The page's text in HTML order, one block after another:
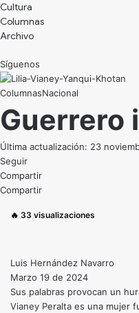
Cultura
Archivo
Síguenos
Nacional
Guerrero
Última actualización: 23
Seguir
Compartir
Compartir
🔥 33 visualizaciones
Luis Hernández Navarro
Marzo 19 de 2024
Sus palabras provocan un
Vianey Peralta es una mujer